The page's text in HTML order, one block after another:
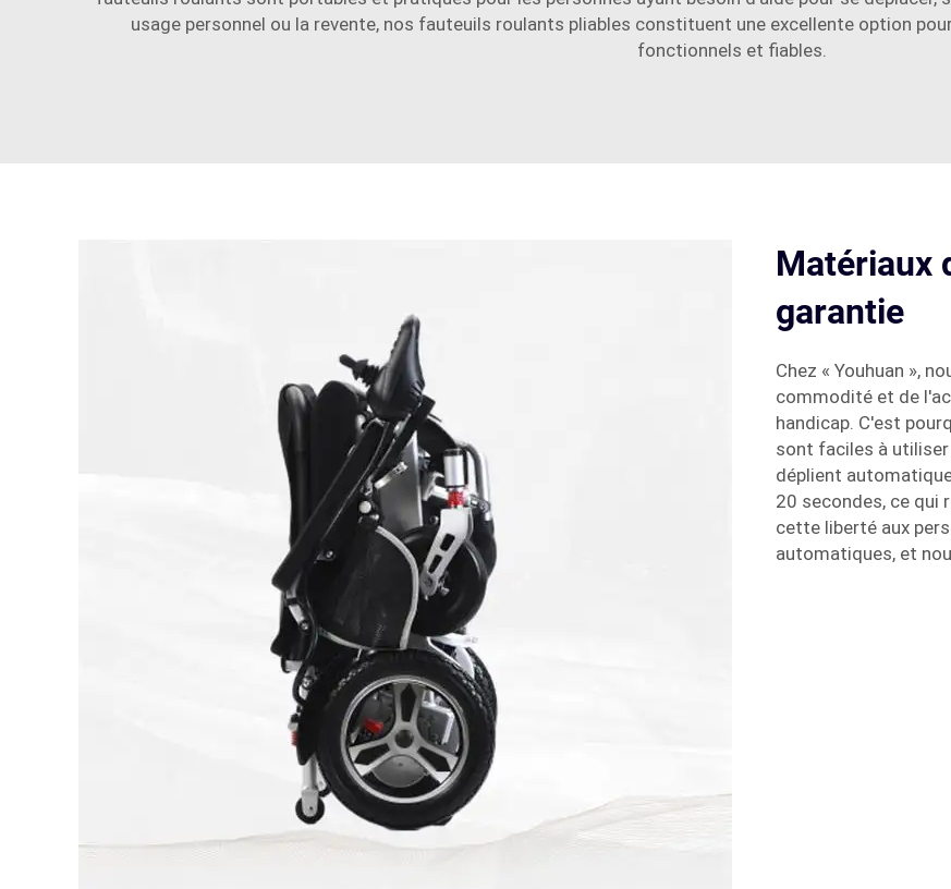
usage personnel ou la revente, nos fauteuils roulants pliables constituent une excellente option
fonctionnels et fiables.
Matériaux
garantie
Chez « Youhuan »,
commodité et de
handicap. C'est
sont faciles à
déplient
20 secondes, ce qui
cette liberté aux
automatiques, et